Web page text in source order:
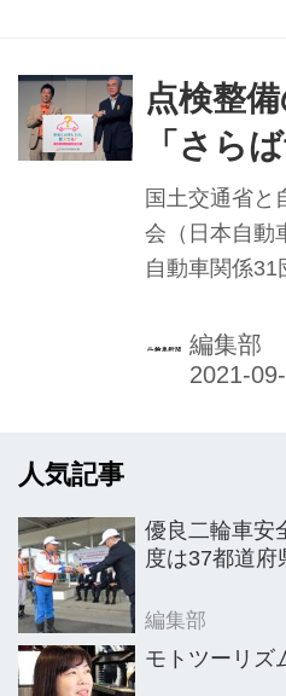
不正改造車の
安全・安心な
した取り組
点検整
「さら
さんが
国土交通省と
会（日本自動
自動車関係31
（15団体で
点検整備推進
編集部
人気記事
優良二輪車安
度は37都道府
編集部
モトツーリズ